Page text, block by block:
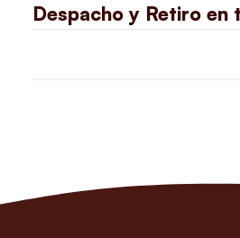
Despacho y Retiro en